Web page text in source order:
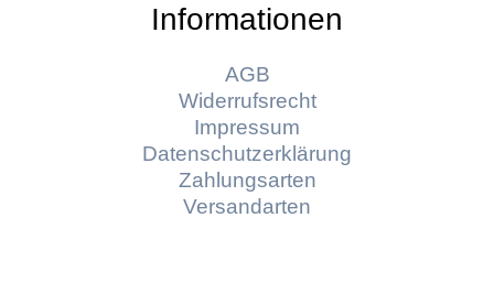
Informationen
AGB
Widerrufsrecht
Impressum
Datenschutzerklärung
Zahlungsarten
Versandarten